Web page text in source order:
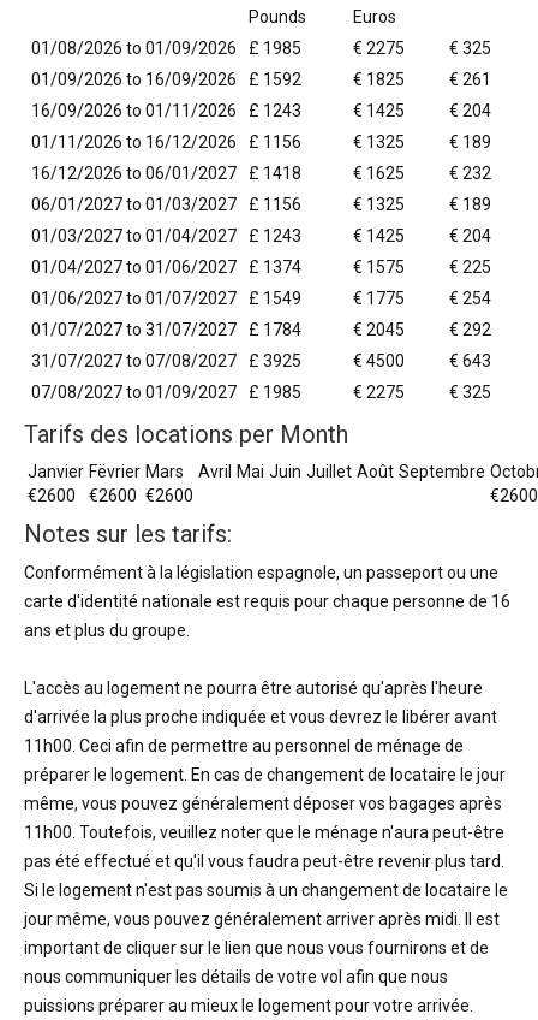
Pounds
Euros
01/08/2026 to 01/09/2026
£ 1985 € 2275
€ 325
01/09/2026 to 16/09/2026
£ 1592 € 1825
€ 261
16/09/2026 to 01/11/2026
£ 1243 € 1425
€ 204
01/11/2026 to 16/12/2026
£ 1156 € 1325
€ 189
16/12/2026 to 06/01/2027
£ 1418 € 1625
€ 232
06/01/2027 to 01/03/2027
£ 1156 € 1325
€ 189
01/03/2027 to 01/04/2027
£ 1243 € 1425
€ 204
01/04/2027 to 01/06/2027
£ 1374 € 1575
€ 225
01/06/2027 to 01/07/2027
£ 1549 € 1775
€ 254
01/07/2027 to 31/07/2027
£ 1784 € 2045
€ 292
31/07/2027 to 07/08/2027
£ 3925 € 4500
€ 643
07/08/2027 to 01/09/2027
£ 1985 € 2275 € 325
Tarifs des locations per Month
Janvier Fëvrier Mars Avril Mai Juin Juillet Août Septembre
€2600
€2600 €2600 €2600
Notes sur les tarifs:
Conformément à la législation espagnole, un passeport ou une
carte d'identité nationale est requis pour chaque personne de 16
ans et plus du groupe.
L'accès au logement ne pourra être autorisé qu'après l'heure
d'arrivée la plus proche indiquée et vous devrez le libérer avant
11h00. Ceci afin de permettre au personnel de ménage de
préparer le logement. En cas de changement de locataire le jour
même, vous pouvez généralement déposer vos bagages après
11h00. Toutefois, veuillez noter que le ménage n'aura peut-être
pas été effectué et qu'il vous faudra peut-être revenir plus tard.
Si le logement n'est pas soumis à un changement de locataire le
jour même, vous pouvez généralement arriver après midi. Il est
important de cliquer sur le lien que nous vous fournirons et de
nous communiquer les détails de votre vol afin que nous
puissions préparer au mieux le logement pour votre arrivée.